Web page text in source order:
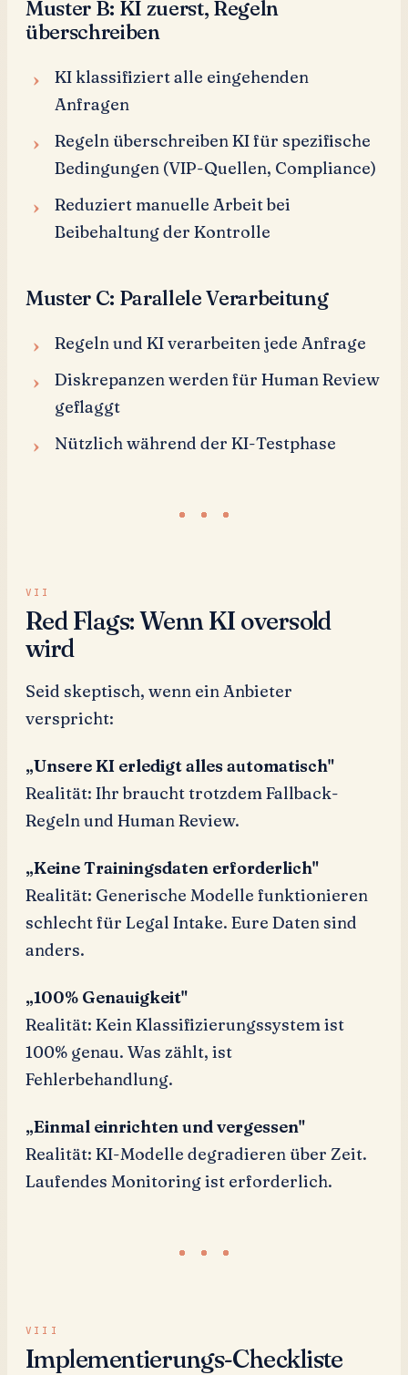
Muster B: KI zuerst, Regeln
überschreiben
KI klassifiziert alle eingehenden
Anfragen
Regeln überschreiben KI für spezifische
Bedingungen (VIP-Quellen, Compliance)
Reduziert manuelle Arbeit bei
Beibehaltung der Kontrolle
Muster C: Parallele Verarbeitung
Regeln und KI verarbeiten jede Anfrage
Diskrepanzen werden für Human Review
geflaggt
Nützlich während der KI-Testphase
Red Flags: Wenn KI oversold
wird
Seid skeptisch, wenn ein Anbieter
verspricht:
„Unsere KI erledigt alles automatisch"
Realität: Ihr braucht trotzdem Fallback-
Regeln und Human Review.
„Keine Trainingsdaten erforderlich"
Realität: Generische Modelle funktionieren
schlecht für Legal Intake. Eure Daten sind
anders.
„100% Genauigkeit"
Realität: Kein Klassifizierungssystem ist
100% genau. Was zählt, ist
Fehlerbehandlung.
„Einmal einrichten und vergessen"
Realität: KI-Modelle degradieren über Zeit.
Laufendes Monitoring ist erforderlich.
Implementierungs-Checkliste